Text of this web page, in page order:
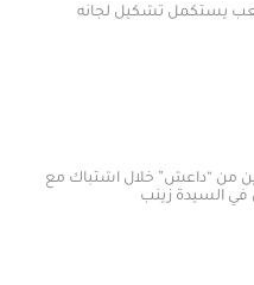
لجانه
خلال اشتباك مع